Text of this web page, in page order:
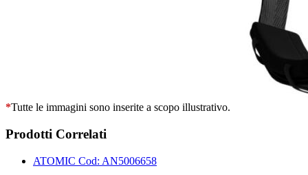
*Tutte le immagini sono inserite a scopo illustrativo.
Prodotti Correlati
ATOMIC Cod: AN5006658